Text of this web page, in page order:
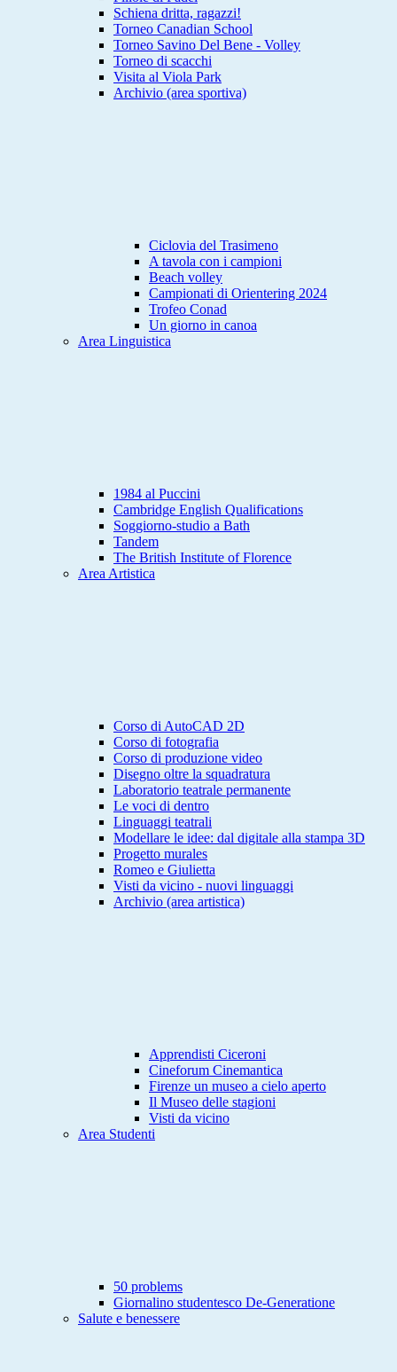
Schiena dritta, ragazzi!
Torneo Canadian School
Torneo Savino Del Bene - Volley
Torneo di scacchi
Visita al Viola Park
Archivio (area sportiva)
Ciclovia del Trasimeno
A tavola con i campioni
Beach volley
Campionati di Orientering 2024
Trofeo Conad
Un giorno in canoa
Area Linguistica
1984 al Puccini
Cambridge English Qualifications
Soggiorno-studio a Bath
Tandem
The British Institute of Florence
Area Artistica
Corso di AutoCAD 2D
Corso di fotografia
Corso di produzione video
Disegno oltre la squadratura
Laboratorio teatrale permanente
Le voci di dentro
Linguaggi teatrali
Modellare le idee: dal digitale alla stampa 3D
Progetto murales
Romeo e Giulietta
Visti da vicino - nuovi linguaggi
Archivio (area artistica)
Apprendisti Ciceroni
Cineforum Cinemantica
Firenze un museo a cielo aperto
Il Museo delle stagioni
Visti da vicino
Area Studenti
50 problems
Giornalino studentesco De-Generatione
Salute e benessere